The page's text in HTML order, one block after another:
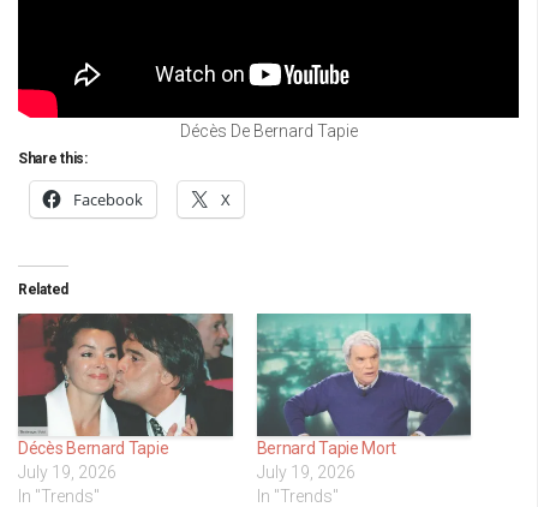
Décès De Bernard Tapie
Share this:
Facebook X
Related
Décès Bernard Tapie
July 19, 2026
In "Trends"
Bernard Tapie Mort
July 19, 2026
In "Trends"